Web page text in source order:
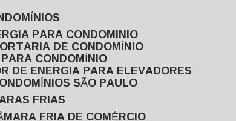
PARA CONDOMINIO
DE CONDOMÍNIO
CONDOMÍNIO
DE ENERGIA PARA ELEVADORES
SÃO PAULO
FRIAS
FRIA DE COMÉRCIO